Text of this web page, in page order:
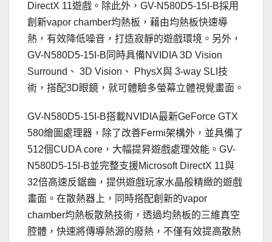
DirectX 11遊戲。除此外，GV-N580D5-15I-B採用
創新vapor chamber均熱板，藉由均熱板快速導
熱，有效降低噪音，打造寂靜的遊戲環境。另外，
GV-N580D5-15I-B同時具備NVIDIA 3D Vision
Surround、 3D Vision、 PhysX與 3-way SLI技
術，搭配3D眼鏡，就可體驗多螢幕立體視覺畫面。
GV-N580D5-15I-B搭載NVIDIA最新GeForce GTX
580繪圖處理器，除了改善Fermi架構外，並具備了
512個CUDA core，大幅提昇遊戲處理效能。GV-
N580D5-15I-B並完整支援Microsoft DirectX 11與
32倍高速反鋸齒，提供遊戲玩家水晶般精緻的遊戲
畫面。在散熱器上，同時搭配創新的vapor
chamber均熱板散熱技術，透過均熱板的三維真空
腔體，快速將傳導熱源的廢熱，不僅有效提高散熱